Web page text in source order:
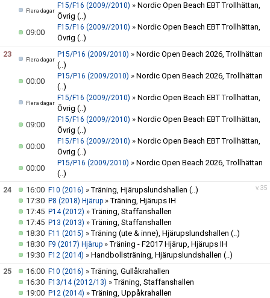
Flera dagar
F15/F16 (2009//2010) » Nordic Open Beach EBT Trollhättan,
Övrig (..)
09:00
F15/F16 (2009//2010) » Nordic Open Beach EBT Trollhättan,
Övrig (..)
23
Flera dagar
P15/P16 (2009/2010) » Nordic Open Beach 2026, Trollhättan
(..)
00:00
P15/P16 (2009/2010) » Nordic Open Beach 2026, Trollhättan
(..)
Flera dagar
F15/F16 (2009//2010) » Nordic Open Beach EBT Trollhättan,
Övrig (..)
09:00
F15/F16 (2009//2010) » Nordic Open Beach EBT Trollhättan,
Övrig (..)
00:00
F15/F16 (2009//2010) » Nordic Open Beach EBT Trollhättan,
Övrig (..)
00:00
P15/P16 (2009/2010) » Nordic Open Beach 2026, Trollhättan
(..)
v.35
24 16:00 F10 (2016) »Träning, Hjärupslundshallen (..)
17:30 P8 (2018) Hjärup »Träning, Hjärups IH
17:45 P14 (2012) »Träning, Staffanshallen
17:45 P13 (2013) »Träning, Staffanshallen
18:30 F11 (2015) »Träning (ute & inne), Hjärupslundshallen (..)
18:30 F9 (2017) Hjärup »Träning - F2017 Hjärup, Hjärups IH
19:30 F12 (2014) » Handbollsträning, Hjärupslundshallen (..)
25
16:00 F10 (2016) »Träning, Gullåkrahallen
16:30 F13/14 (2012/13) »Träning, Staffanshallen
19:00 P12 (2014) »Träning, Uppåkrahallen